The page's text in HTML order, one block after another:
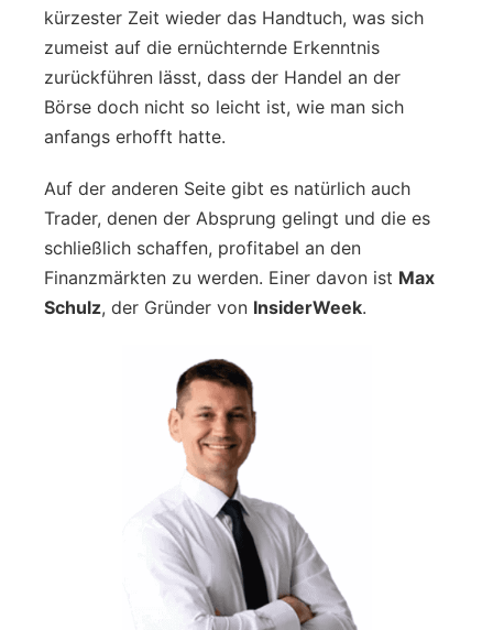
kürzester Zeit wieder das Handtuch, was sich
zumeist auf die ernüchternde Erkenntnis
zurückführen lässt, dass der Handel an der
Börse doch nicht so leicht ist, wie man sich
anfangs erhofft hatte.
Auf der anderen Seite gibt es natürlich auch
Trader, denen der Absprung gelingt und die es
schließlich schaffen, profitabel an den
Finanzmärkten zu werden. Einer davon ist Max
Schulz, der Gründer von InsiderWeek.